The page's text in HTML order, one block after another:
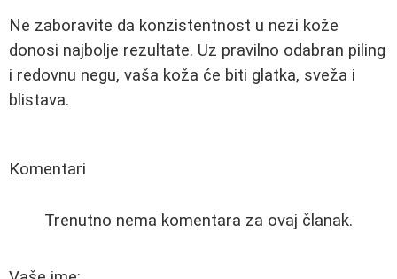
Ne zaboravite da konzistentnost u nezi kože
donosi najbolje rezultate. Uz pravilno odabran piling
i redovnu negu, vaša koža će biti glatka, sveža i
blistava.
Komentari
Trenutno nema komentara za ovaj članak.